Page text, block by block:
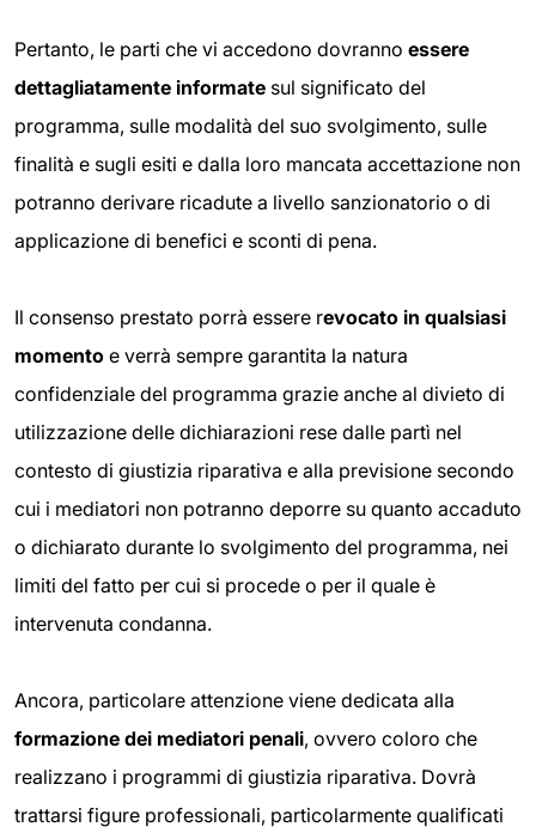
Pertanto, le parti che vi accedono dovranno essere
dettagliatamente informate sul significato del
programma, sulle modalità del suo svolgimento, sulle
finalità e sugli esiti e dalla loro mancata accettazione non
potranno derivare ricadute a livello sanzionatorio o di
applicazione di benefici e sconti di pena.
Il consenso prestato porrà essere revocato in qualsiasi
momento e verrà sempre garantita la natura
confidenziale del programma grazie anche al divieto di
utilizzazione delle dichiarazioni rese dalle partì nel
contesto di giustizia riparativa e alla previsione secondo
cui i mediatori non potranno deporre su quanto accaduto
o dichiarato durante lo svolgimento del programma, nei
limiti del fatto per cui si procede o per il quale è
intervenuta condanna.
Ancora, particolare attenzione viene dedicata alla
formazione dei mediatori penali, ovvero coloro che
realizzano i programmi di giustizia riparativa. Dovrà
trattarsi figure professionali, particolarmente qualificati